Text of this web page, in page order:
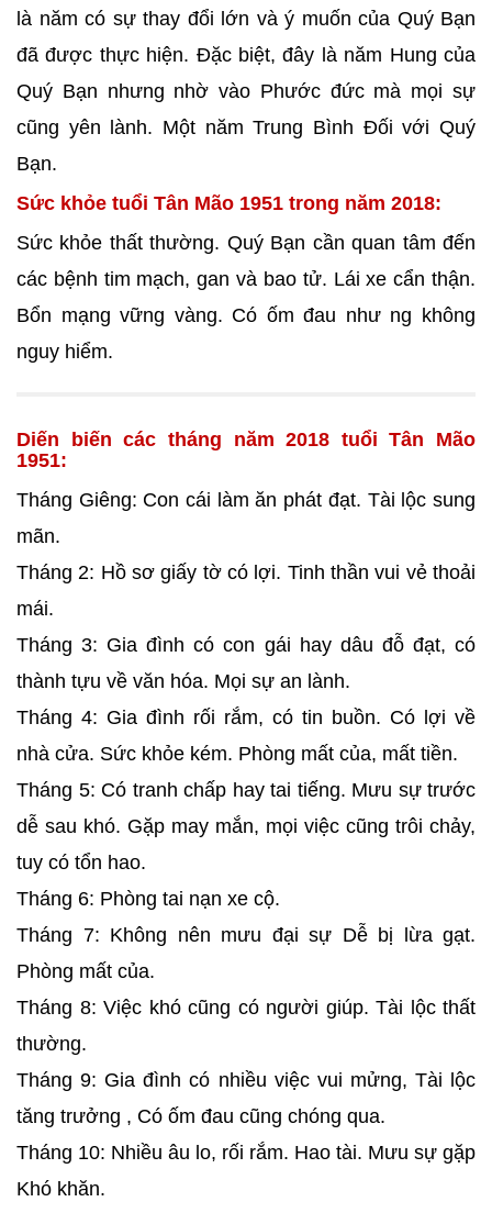
là năm có sự thay đổi lớn và ý muốn của Quý Bạn
đã được thực hiện. Đặc biệt, đây là năm Hung của
Quý Bạn nhưng nhờ vào Phước đức mà mọi sự
cũng yên lành. Một năm Trung Bình Đối với Quý
Bạn.
Sức khỏe tuổi Tân Mão 1951 trong năm 2018:
Sức khỏe thất thường. Quý Bạn cần quan tâm đến
các bệnh tim mạch, gan và bao tử. Lái xe cẩn thận.
Bổn mạng vững vàng. Có ốm đau như ng không
nguy hiểm.
Diến biến các tháng năm 2018 tuổi Tân Mão
1951:
Tháng Giêng: Con cái làm ăn phát đạt. Tài lộc sung
mãn.
Tháng 2: Hồ sơ giấy tờ có lợi. Tinh thần vui vẻ thoải
mái.
Tháng 3: Gia đình có con gái hay dâu đỗ đạt, có
thành tựu về văn hóa. Mọi sự an lành.
Tháng 4: Gia đình rối rắm, có tin buồn. Có lợi về
nhà cửa. Sức khỏe kém. Phòng mất của, mất tiền.
Tháng 5: Có tranh chấp hay tai tiếng. Mưu sự trước
dễ sau khó. Gặp may mắn, mọi việc cũng trôi chảy,
tuy có tổn hao.
Tháng 6: Phòng tai nạn xe cộ.
Tháng 7: Không nên mưu đại sự Dễ bị lừa gạt.
Phòng mất của.
Tháng 8: Việc khó cũng có người giúp. Tài lộc thất
thường.
Tháng 9: Gia đình có nhiều việc vui mửng, Tài lộc
tăng trưởng , Có ốm đau cũng chóng qua.
Tháng 10: Nhiều âu lo, rối rắm. Hao tài. Mưu sự gặp
Khó khăn.